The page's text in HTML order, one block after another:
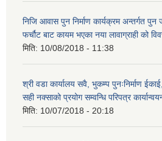
निजि आवास पुन निर्माण कार्यक्रम अन्तर्गत पुन
फर्चौट बाट कायम भएका नया लावाग्राही को
मिति: 10/08/2018 - 11:38
श्री वडा कार्यालय सवै, भुकम्प पुनःनिर्माण
सही नक्साको प्रयोग सम्वन्धि परिपत्र
मिति: 10/07/2018 - 20:18